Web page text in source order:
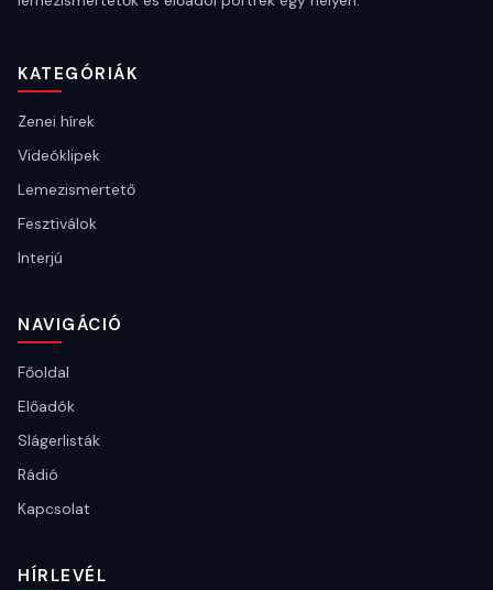
KATEGÓRIÁK
Zenei hírek
Videóklipek
Lemezismertető
Fesztiválok
Interjú
NAVIGÁCIÓ
Főoldal
Előadók
Slágerlisták
Rádió
Kapcsolat
HÍRLEVÉL